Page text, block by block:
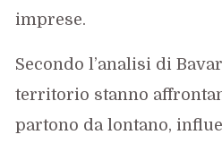
imprese.
Secondo l’analisi di
territorio stanno
partono da lontano,